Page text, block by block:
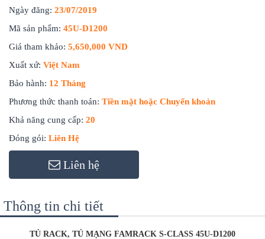
Ngày đăng: 23/07/2019
Mã sản phẩm: 45U-D1200
Giá tham khảo: 5,650,000 VND
Xuất xứ: Việt Nam
Bảo hành: 12 Tháng
Phương thức thanh toán: Tiền mặt hoặc Chuyển khoản
Khả năng cung cấp: 20
Đóng gói: Liên Hệ
Liên hệ
Thông tin chi tiết
TỦ RACK, TỦ MẠNG FAMRACK S-CLASS 45U-D1200